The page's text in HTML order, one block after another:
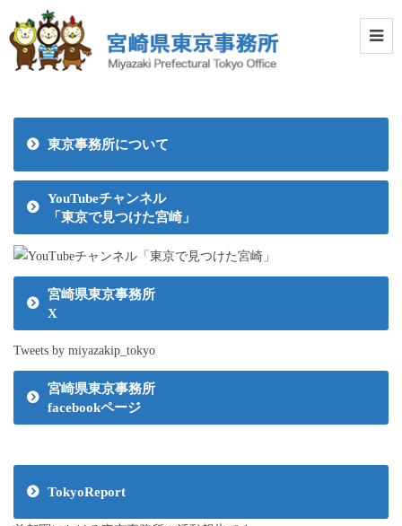
東京事務所について
YouTubeチャンネル
「東京で見つけた宮崎」
宮崎県東京事務所
X
Tweets by miyazakip_tokyo
宮崎県東京事務所
facebookページ
TokyoReport